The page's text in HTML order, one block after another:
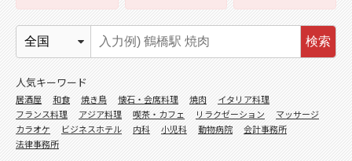
検索
人気キーワード
居酒屋 和食 焼き鳥 懐石・会席料理 焼肉
イタリア料理
フランス料理
アジア料理 喫茶・カフェ リラクゼーション
マッサージ
カラオケ
ビジネスホテル 内科 小児科 動物病院
会計事務所
法律事務所